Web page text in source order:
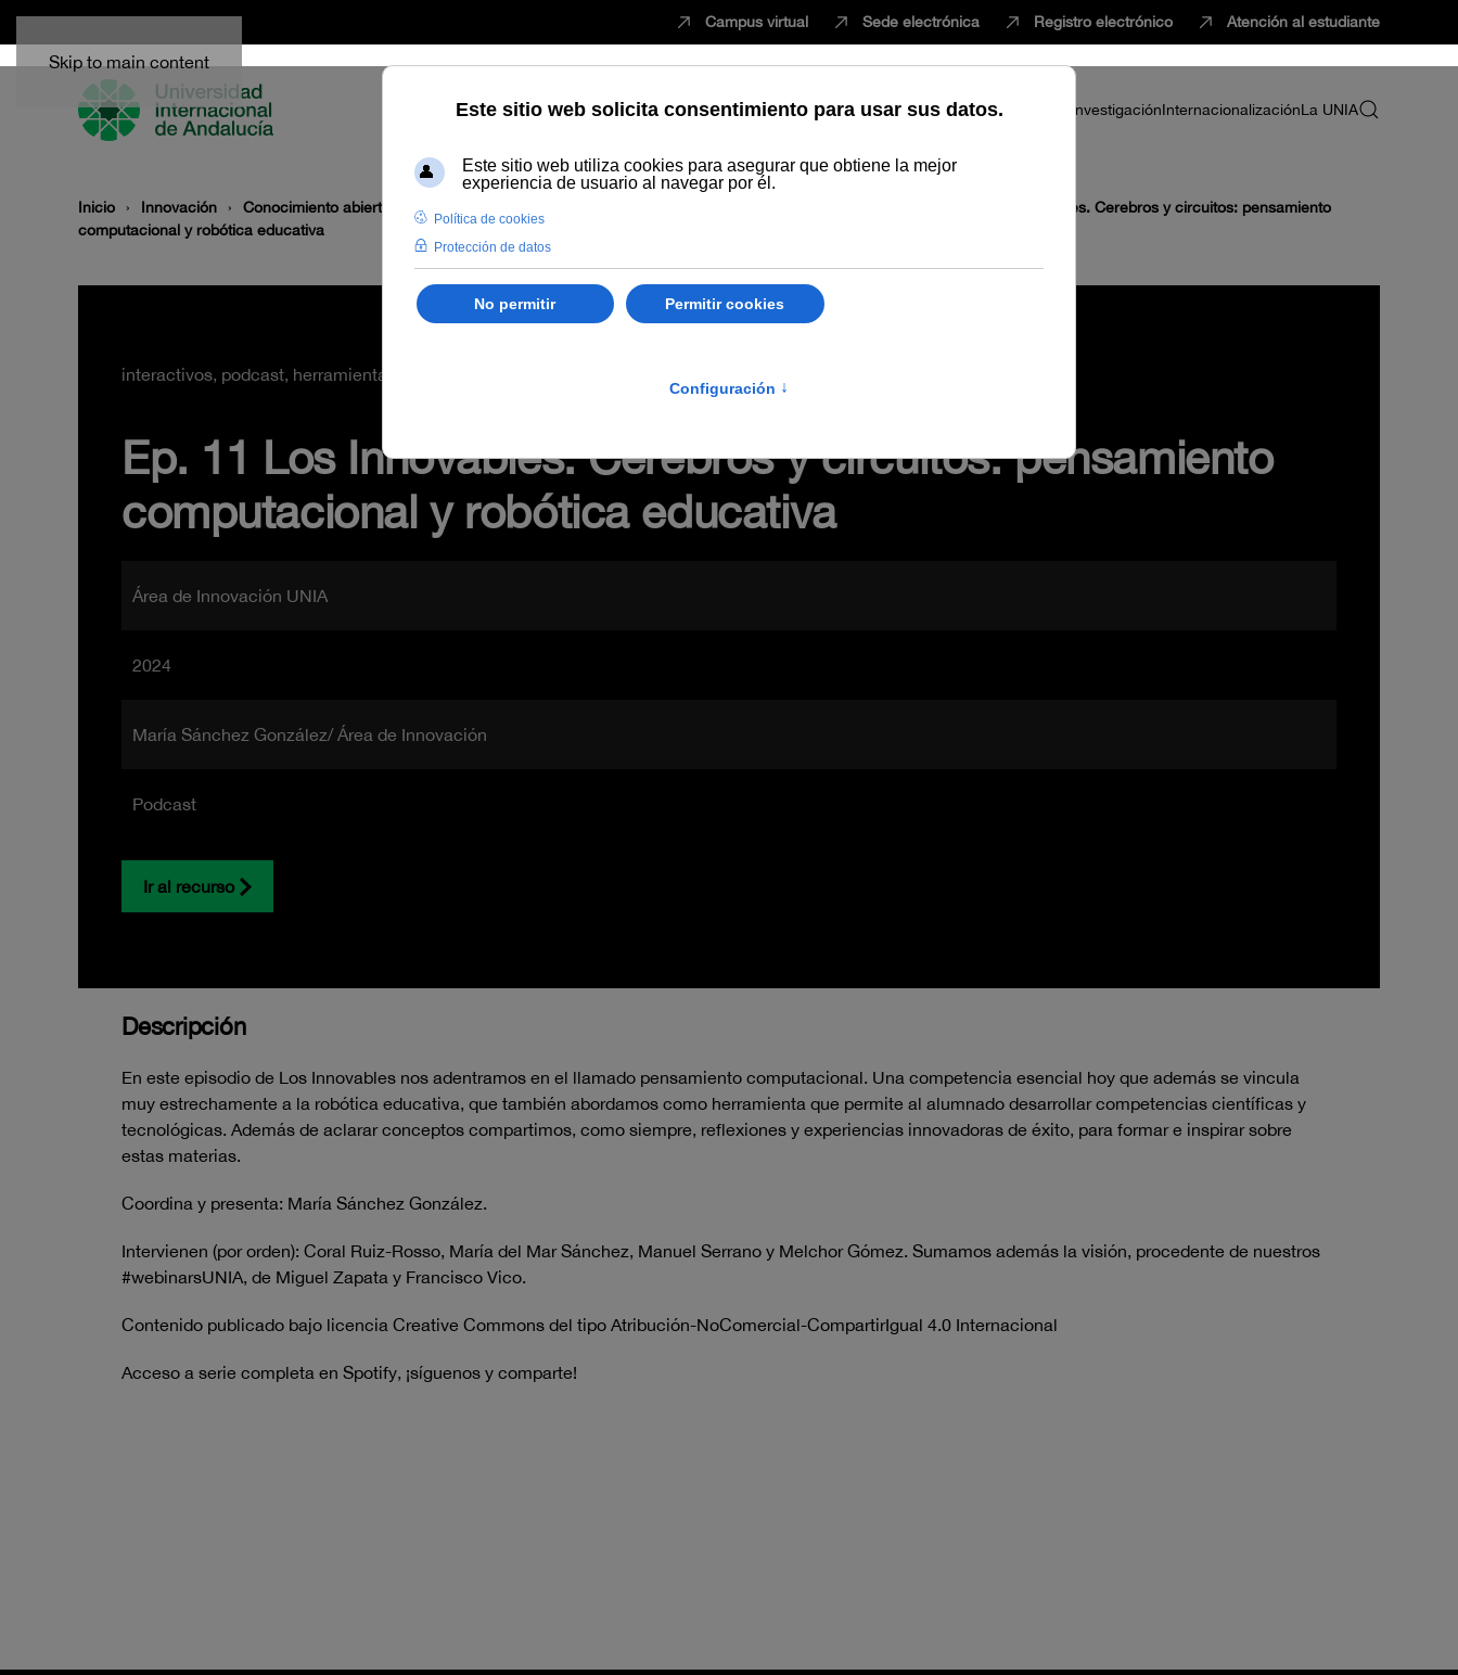
Skip to main content
Campus virtual Sede electrónica Registro electrónico Atención al estudiante
EstudiarInnovaciónVida universitariaProfesorado InvestigaciónInternacionalizaciónLa UNIA
Inicio Innovación Conocimiento abierto y difusión
Ep. 11 Los Innovables. Cerebros y circuitos: pensamiento
computacional y robótica educativa
interactivos, podcast, herramientas
Ep. 11 Los Innovables. Cerebros y circuitos: pensamiento
computacional y robótica educativa
Área de Innovación UNIA
2024
María Sánchez González/ Área de Innovación
Podcast
Ir al recurso
Descripción
En este episodio de Los Innovables nos adentramos en el llamado pensamiento computacional. Una competencia esencial hoy que además se vincula
muy estrechamente a la robótica educativa, que también abordamos como herramienta que permite al alumnado desarrollar competencias científicas y
tecnológicas. Además de aclarar conceptos compartimos, como siempre, reflexiones y experiencias innovadoras de éxito, para formar e inspirar sobre
estas materias.
Coordina y presenta: María Sánchez González.
Intervienen (por orden): Coral Ruiz-Rosso, María del Mar Sánchez, Manuel Serrano y Melchor Gómez. Sumamos además la visión, procedente de nuestros
#webinarsUNIA, de Miguel Zapata y Francisco Vico.
Contenido publicado bajo licencia Creative Commons del tipo Atribución-NoComercial-CompartirIgual 4.0 Internacional
Acceso a serie completa en Spotify, ¡síguenos y comparte!